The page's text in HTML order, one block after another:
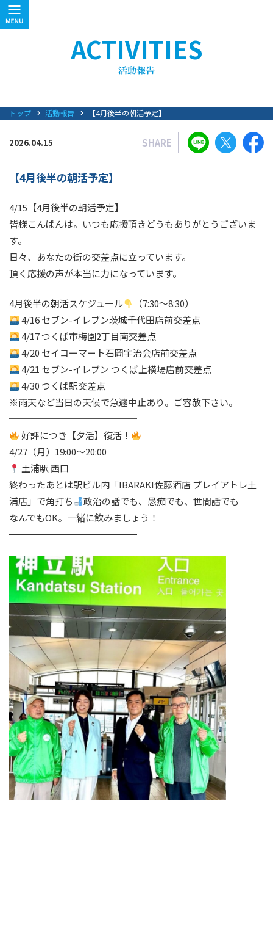
ACTIVITIES
トップ 活動報告 【4月後半の朝活予定】
2026.04.15 SHARE
【4月後半の朝活予定】
4/15【4月後半の朝活予定】
皆様こんばんは。いつも応援頂きどうもありがとうございま
す。
日々、あなたの街の交差点に立っています。
頂く応援の声が本当に力になっています。
4月後半の朝活スケジュール
（7:30〜8:30）
4/16 セブン-イレブン茨城千代田店前交差点
4/17 つくば市梅園2丁目南交差点
4/20 セイコーマート石岡宇治会店前交差点
4/21 セブン-イレブン つくば上横場店前交差点
4/30 つくば駅交差点
※雨天など当日の天候で急遽中止あり。ご容赦下さい。
━━━━━━━━━━━━━━
好評につき【夕活】復活！
4/27（月）19:00〜20:00
土浦駅 西口
終わったあとは駅ビル内「IBARAKI佐藤酒店 プレイアトレ土
浦店」で角打ち
政治の話でも、愚痴でも、世間話でも
なんでもOK。一緒に飲みましょう！
━━━━━━━━━━━━━━